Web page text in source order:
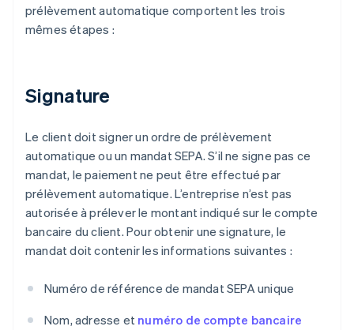
prélèvement automatique comportent les trois
mêmes étapes :
Signature
Le client doit signer un ordre de prélèvement
automatique ou un mandat SEPA. S’il ne signe pas ce
mandat, le paiement ne peut être effectué par
prélèvement automatique. L’entreprise n’est pas
autorisée à prélever le montant indiqué sur le compte
bancaire du client. Pour obtenir une signature, le
mandat doit contenir les informations suivantes :
Numéro de référence de mandat SEPA unique
Nom, adresse et numéro de compte bancaire